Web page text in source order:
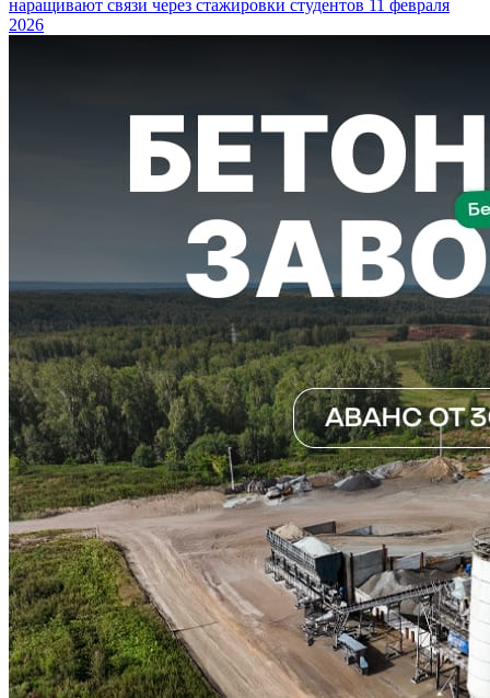
наращивают связи через стажировки студентов 11 февраля
2026